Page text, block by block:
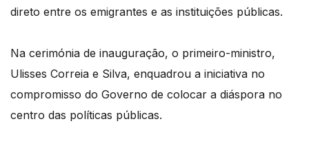
direto entre os emigrantes e as instituições públicas.
Na cerimónia de inauguração, o primeiro-ministro,
Ulisses Correia e Silva, enquadrou a iniciativa no
compromisso do Governo de colocar a diáspora no
centro das políticas públicas.